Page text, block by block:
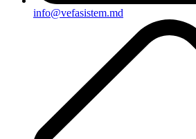
info@vefasistem.md